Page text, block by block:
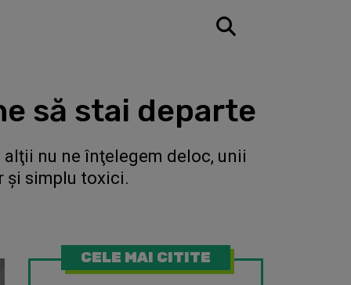
să stai departe
nu ne înţelegem deloc, unii
şi simplu toxici.
CELE MAI CITITE